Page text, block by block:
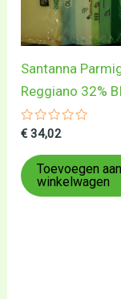
Santanna
Reggiano 32%
Gewaardeerd
uit
5
€ 34,02
Toevoegen aan
winkelwagen